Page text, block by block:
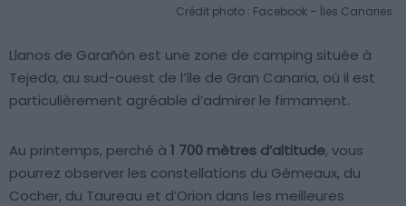
Crédit photo : Facebook – Îles Canaries
Llanos de Garañón est une zone de camping située à
Tejeda, au sud-ouest de l’île de Gran Canaria, où il est
particulièrement agréable d’admirer le firmament.
Au printemps, perché à 1 700 mètres d’altitude, vous
pourrez observer les constellations du Gémeaux, du
Cocher, du Taureau et d’Orion dans les meilleures